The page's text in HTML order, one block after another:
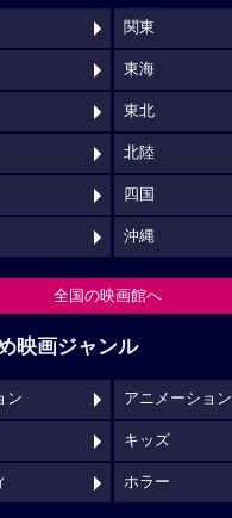
関東
東海
東北
北陸
四国
沖縄
全国の映画館へ
映画ジャンル
ン アニメーション
キッズ
ホラー